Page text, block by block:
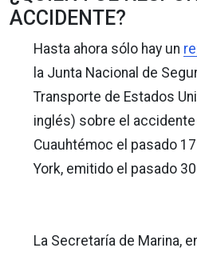
ACCIDENTE?
Hasta ahora sólo hay un
la Junta Nacional de
Transporte de Estados
inglés) sobre el
Cuauhtémoc el pasado
York, emitido el pasado
La Secretaría de Marina,